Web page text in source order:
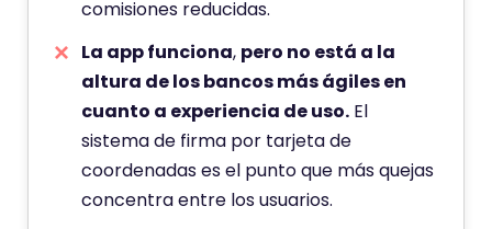
comisiones reducidas.
La app funciona, pero no está a la
altura de los bancos más ágiles en
cuanto a experiencia de uso. El
sistema de firma por tarjeta de
coordenadas es el punto que más quejas
concentra entre los usuarios.